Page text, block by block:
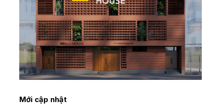
Mới cập nhật